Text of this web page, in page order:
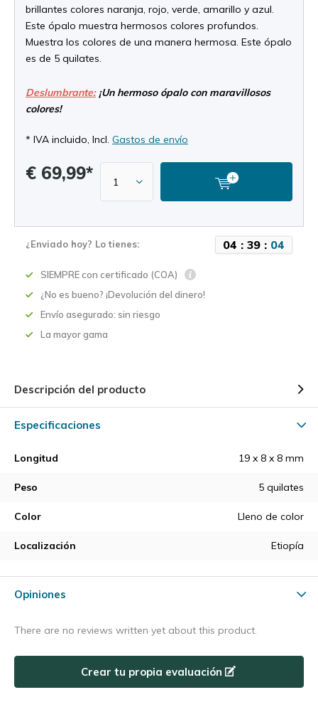
brillantes colores naranja, rojo, verde, amarillo y azul.
Este ópalo muestra hermosos colores profundos.
Muestra los colores de una manera hermosa. Este ópalo
es de 5 quilates.
Deslumbrante:¡Un hermoso ópalo con maravillosos
colores!
* IVA incluido, Incl. Gastos de envío
€ 69,99*
¿Enviado hoy? Lo tienes: 04 :39 : 03
SIEMPRE con certificado (COA)
¿No es bueno? ¡Devolución del dinero!
Envío asegurado: sin riesgo
La mayor gama
Descripción del producto
Especificaciones
Longitud 19 x 8 x 8 mm
Peso 5 quilates
Color Lleno de color
Localización Etiopía
Opiniones
There are no reviews written yet about this product.
Crear tu propia evaluación